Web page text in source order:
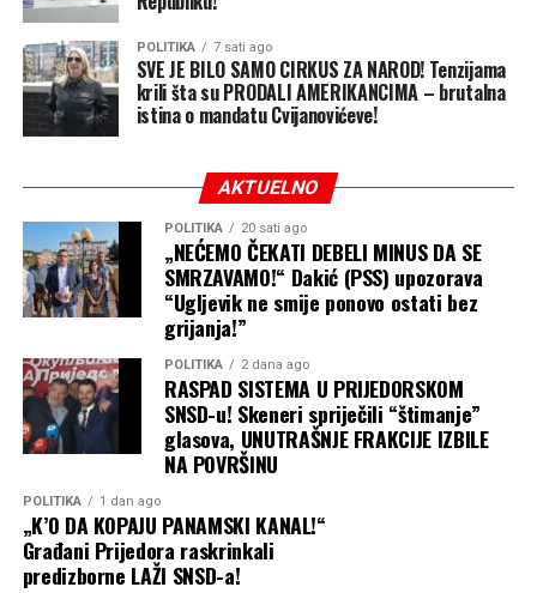
djeca rođena u SAD ne dobijaju automatski državljanstvo
ako su njihovi roditelji u zemlji ilegalno ili samo
privremeno, uključujući određene nosioce privremenih
viza.
Pravo na državljanstvo po rođenju nije apsolutno, ali su
izuzeci veoma ograničeni.
Američka pravna tradicija dugo priznaje, između ostalog,
izuzetke povezane sa djecom stranih diplomata, a sudska
praksa poznaje i istorijski izuzetak koji se odnosi na djecu
neprijateljskih snaga tokom neprijateljske okupacije.
Upravo na postojeće izuzetke Trampova administracija
pokušava da se osloni novim, znatno užim pristupom.
Jedna od uredbi odnosi se, između ostalog, na određene
osobe koje administracija svrstava u kategoriju
“neprijateljskih stranaca”, kao i na druge specifične
kategorije, prenosi CNN.
POLITIKA 7 sati ago
SVE JE BILO SAMO CIRKUS ZA NAROD! Tenzijama
krili šta su PRODALI AMERIKANCIMA – brutalna
istina o mandatu Cvijanovićeve!
AKTUELNO
POLITIKA 20 sati ago
„NEĆEMO ČEKATI DEBELI MINUS DA SE
SMRZAVAMO!“ Dakić (PSS) upozorava
“Ugljevik ne smije ponovo ostati bez
grijanja!”
POLITIKA 2 dana ago
RASPAD SISTEMA U PRIJEDORSKOM
SNSD-u! Skeneri spriječili “štimanje”
glasova, UNUTRAŠNJE FRAKCIJE IZBILE
NA POVRŠINU
POLITIKA 1 dan ago
„K’O DA KOPAJU PANAMSKI KANAL!“
Građani Prijedora raskrinkali
predizborne LAŽI SNSD-a!